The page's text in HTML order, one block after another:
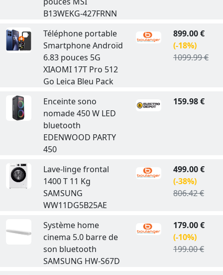
B13WEKG-427FRNN
Téléphone portable
Smartphone Androïd
6.83 pouces 5G
XIAOMI 17T Pro 512
Go Leica Bleu Pack
899.00 €
(-18%)
1099.99 €
Enceinte sono
nomade 450 W LED
bluetooth
EDENWOOD PARTY
450
159.98 €
Lave-linge frontal
1400 T 11 Kg
SAMSUNG
WW11DG5B25AE
499.00 €
(-38%)
806.42 €
Système home
cinema 5.0 barre de
son bluetooth
SAMSUNG HW-S67D
179.00 €
(-10%)
199.00 €